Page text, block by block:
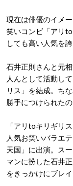
現在は俳優のイメ
笑いコンビ「アリ
しても高い人気を
石井正則さんと元
人んとして活動し
リス」を結成。ち
勝手につけられたの
「アリtoキリギリ
人気お笑いバラエ
天国」に出演。ス
マンに扮した石井
をきっかけにブレ